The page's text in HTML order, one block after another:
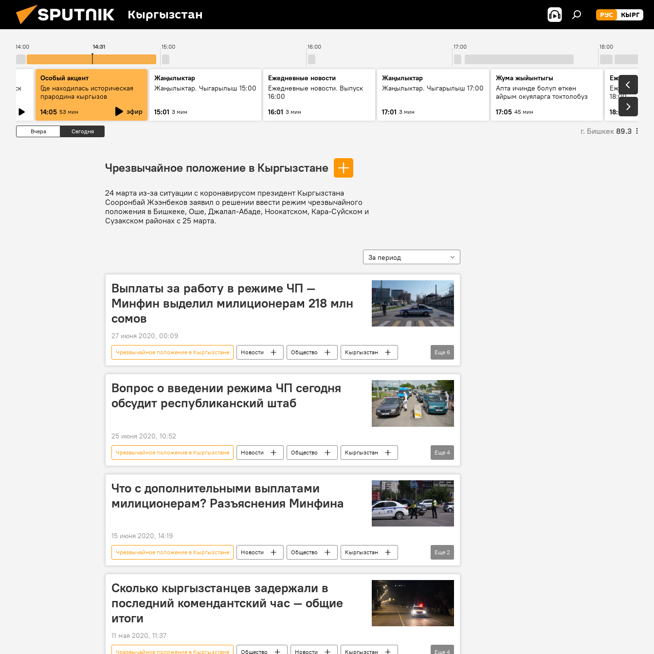
Кыргызстан РУС КЫРГ
14:00 15:00 16:00 17:00 18:00
14:31
Особый акцент
Где находилась историческая
прародина кыргызов
14:05 53 мин эфир
Жаңылыктар
Жаңылыктар. Чыгарылыш 15:00
15:01 3 мин
Ежедневные новости
Ежедневные новости. Выпуск
16:00
16:01 3 мин
Жаңылыктар
Жаңылыктар. Чыгарылыш 17:00
17:01 3 мин
Жума жыйынтыгы
Апта ичинде болуп өткөн
айрым окуяларга токтолобуз
17:05 45 мин
Ежедневные
Ежедневные
18:00
18:01
5 мин
Вчера Сегодня г. Бишкек 89.3
Чрезвычайное положение в Кыргызстане
24 марта из-за ситуации с коронавирусом президент Кыргызстана
Сооронбай Жээнбеков заявил о решении ввести режим чрезвычайного
положения в Бишкеке, Оше, Джалал-Абаде, Ноокатском, Кара-Суйском и
Сузакском районах с 25 марта.
За период
Выплаты за работу в режиме ЧП —
Минфин выделил милиционерам 218 млн
сомов
27 июня 2020, 00:09
Чрезвычайное положение в Кыргызстане Новости Общество
Кыргызстан
выплаты
компенсация милиционер МВД
Министерство финансов КР
Еще 6
Вопрос о введении режима ЧП сегодня
обсудит республиканский штаб
25 июня 2020, 10:52
Чрезвычайное положение в Кыргызстане Новости Общество
Кыргызстан
Коронавирус - 2020
коронавирус
Чрезвычайное положение
Еще 4
Что с дополнительными выплатами
милиционерам? Разъяснения Минфина
15 июня 2020, 14:19
Чрезвычайное положение в Кыргызстане Новости Общество
Кыргызстан
выплата
милиция
Еще 2
Сколько кыргызстанцев задержали в
последний комендантский час — общие
итоги
11 мая 2020, 11:37
Чрезвычайное положение в Кыргызстане Общество Новости
Кыргызстан
Еще 4